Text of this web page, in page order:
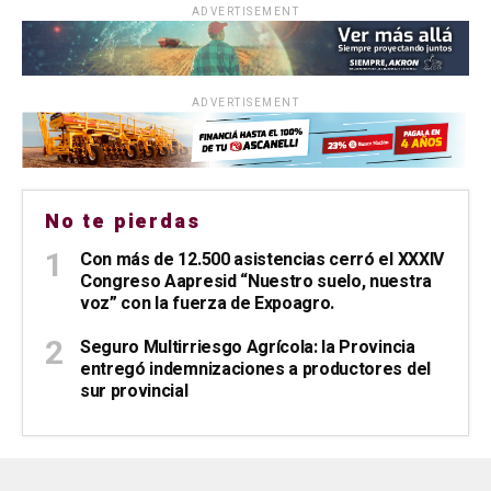
ADVERTISEMENT
ADVERTISEMENT
No te pierdas
Con más de 12.500 asistencias cerró el XXXIV
Congreso Aapresid “Nuestro suelo, nuestra
voz” con la fuerza de Expoagro.
Seguro Multirriesgo Agrícola: la Provincia
entregó indemnizaciones a productores del
sur provincial